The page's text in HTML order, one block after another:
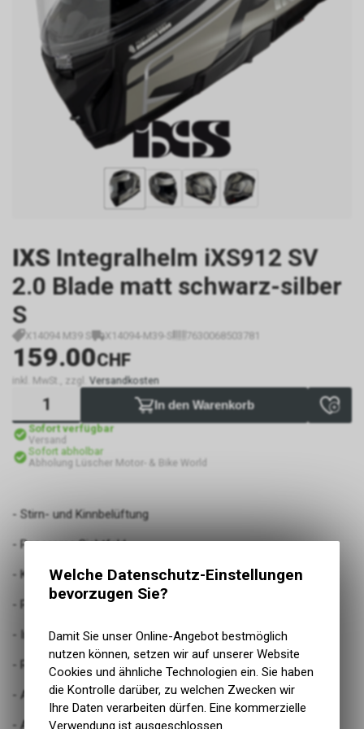
IXS Integralhelm iXS912 SV
2.0 Blade matt schwarz-silber
S
X14094 M39 S X14094-M39-S 7630068503781
159.00CHF
inkl. MwSt., zzgl. Versandkosten
In den Warenkorb
Sofort verfügbar
Versand
Sofort abholbar
Abholung Lüscher Motor- & Bike World
- Stirn- und Kinnbelüftung
- Panorama Sichtfeld
- Klares, kratzfestes Schnellwechselvisier
- Pinlock® vorbereitet
- Integrierte Sonnenblende (innen) zum Herunterklappen
- Ratschenverschluss
- Austrennbares, waschbares Innenfutter
- Austrennbare, waschbare Wangenpolster
Welche Datenschutz-Einstellungen
bevorzugen Sie?
Damit Sie unser Online-Angebot bestmöglich
nutzen können, setzen wir auf unserer Website
Cookies und ähnliche Technologien ein. Sie haben
die Kontrolle darüber, zu welchen Zwecken wir
Ihre Daten verarbeiten dürfen. Eine kommerzielle
Verwendung ist ausgeschlossen.